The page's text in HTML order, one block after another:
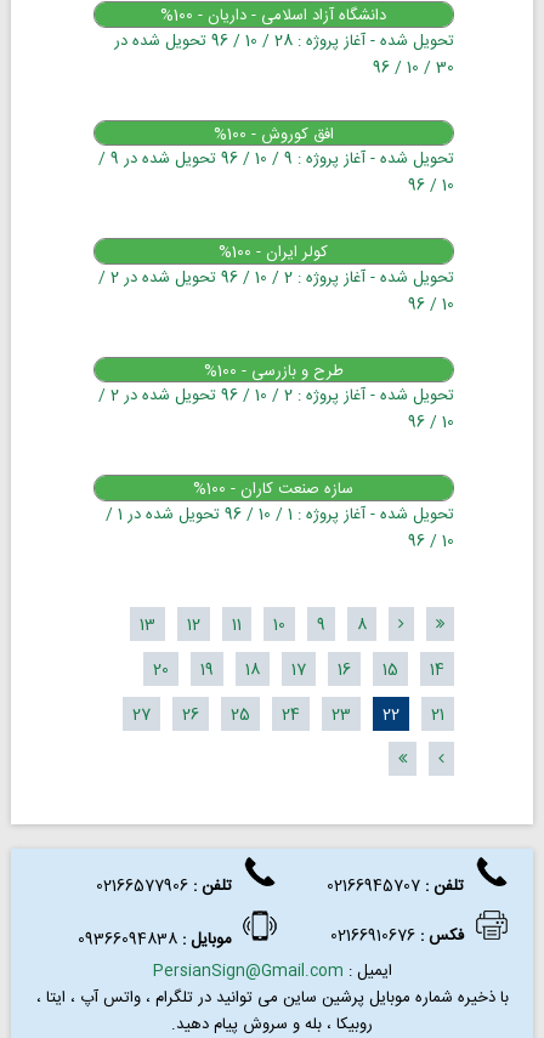
دانشگاه آزاد اسلامی - داریان - 100%
تحویل شده - آغاز پروژه : 28 / 10 / 96 تحویل شده در
30 / 10 / 96
افق کوروش - 100%
تحویل شده - آغاز پروژه : 9 / 10 / 96 تحویل شده در 9 /
10 / 96
کولر ایران - 100%
تحویل شده - آغاز پروژه : 2 / 10 / 96 تحویل شده در 2 /
10 / 96
طرح و بازرسی - 100%
تحویل شده - آغاز پروژه : 2 / 10 / 96 تحویل شده در 2 /
10 / 96
سازه صنعت کاران - 100%
تحویل شده - آغاز پروژه : 1 / 10 / 96 تحویل شده در 1 /
10 / 96
8
9
10
11
12
13
14
15
16
17
18
19
20
21
22
23
24
25
26
27
تلفن : تلفن:
02166577906
فکس:
02166910676 موبایل :
ایمیل : PersianSign@Gmail.com
با ذخیره شماره موبایل پرشین ساین می توانید درتلگرام ، واتس آپ ، ایتا ،
روبیکا ، بله و سروش پیام دهید.